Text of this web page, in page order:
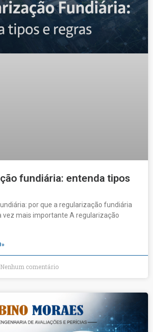
fundiária: entenda tipos
por que a regularização fundiária
vez mais importante A regularização
Nenhum comentário